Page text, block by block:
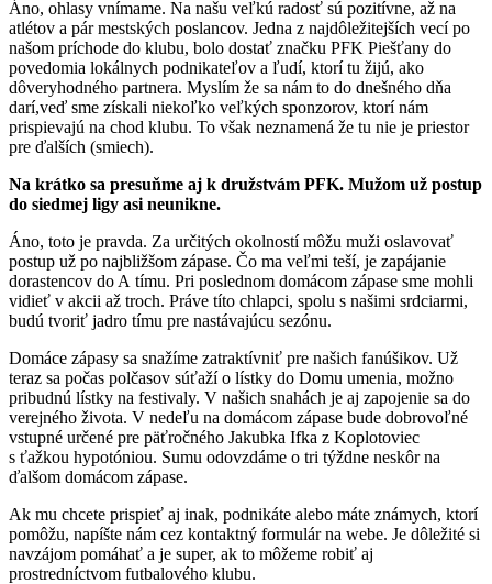
Áno, ohlasy vnímame. Na našu veľkú radosť sú pozitívne, až na
atlétov a pár mestských poslancov. Jedna z najdôležitejších vecí po
našom príchode do klubu, bolo dostať značku PFK Piešťany do
povedomia lokálnych podnikateľov a ľudí, ktorí tu žijú, ako
dôveryhodného partnera. Myslím že sa nám to do dnešného dňa
darí,veď sme získali niekoľko veľkých sponzorov, ktorí nám
prispievajú na chod klubu. To však neznamená že tu nie je priestor
pre ďalších (smiech).
Na krátko sa presuňme aj k družstvám PFK. Mužom už postup
do siedmej ligy asi neunikne.
Áno, toto je pravda. Za určitých okolností môžu muži oslavovať
postup už po najbližšom zápase. Čo ma veľmi teší, je zapájanie
dorastencov do A tímu. Pri poslednom domácom zápase sme mohli
vidieť v akcii až troch. Práve títo chlapci, spolu s našimi srdciarmi,
budú tvoriť jadro tímu pre nastávajúcu sezónu.
Domáce zápasy sa snažíme zatraktívniť pre našich fanúšikov. Už
teraz sa počas polčasov súťaží o lístky do Domu umenia, možno
pribudnú lístky na festivaly. V našich snahách je aj zapojenie sa do
verejného života. V nedeľu na domácom zápase bude dobrovoľné
vstupné určené pre päťročného Jakubka Ifka z Koplotoviec
s ťažkou hypotóniou. Sumu odovzdáme o tri týždne neskôr na
ďalšom domácom zápase.
Ak mu chcete prispieť aj inak, podnikáte alebo máte známych, ktorí
pomôžu, napíšte nám cez kontaktný formulár na webe. Je dôležité si
navzájom pomáhať a je super, ak to môžeme robiť aj
prostredníctvom futbalového klubu.